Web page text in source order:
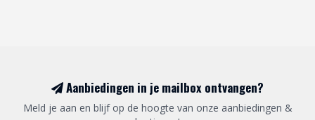
Aanbiedingen in je mailbox ontvangen?
Meld je aan en blijf op de hoogte van onze aanbiedingen &